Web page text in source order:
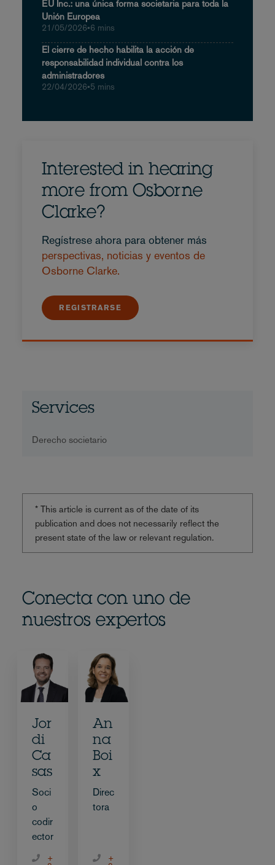
EU Inc.: una única forma societaria para toda la
Unión Europea
21/05/2026•6 mins
El cierre de hecho habilita la acción de
responsabilidad individual contra los
administradores
22/04/2026•5 mins
Interested in hearing
more from Osborne
Clarke?
Regístrese ahora para obtener más
perspectivas, noticias y eventos de
Osborne Clarke.
REGISTRARSE
Services
Derecho societario
* This article is current as of the date of its
publication and does not necessarily reflect the
present state of the law or relevant regulation.
Conecta con uno de
nuestros expertos
Jor
di
Ca
sas
Soci
o
codir
ector
+
An
na
Boi
x
Direc
tora
+